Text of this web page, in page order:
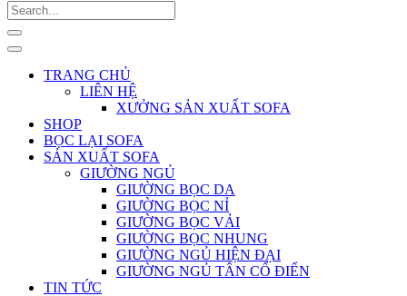
TRANG CHỦ
LIÊN HỆ
XƯỞNG SẢN XUẤT SOFA
SHOP
BỌC LẠI SOFA
SẢN XUẤT SOFA
GIƯỜNG NGỦ
GIƯỜNG BỌC DA
GIƯỜNG BỌC NỈ
GIƯỜNG BỌC VẢI
GIƯỜNG BỌC NHUNG
GIƯỜNG NGỦ HIỆN ĐẠI
GIƯỜNG NGỦ TÂN CỔ ĐIỂN
TIN TỨC